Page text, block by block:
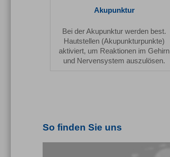
Akupunktur
Bei der Akupunktur werden best.
Hautstellen (Akupunkturpunkte)
aktiviert, um Reaktionen im Gehirn
und Nervensystem auszulösen.
So finden Sie uns